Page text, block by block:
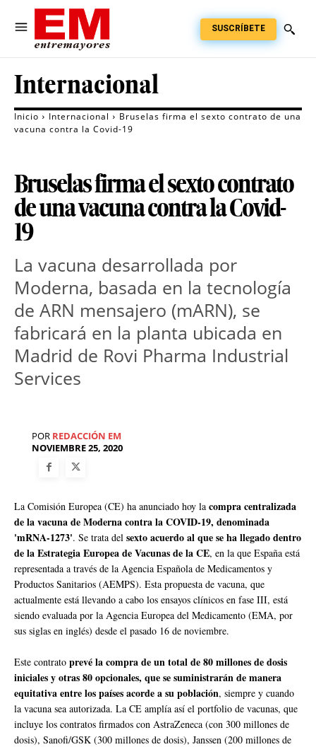
SUSCRÍBETE
Internacional
Inicio Internacional
Bruselas firma el sexto contrato de una
vacuna contra la Covid-19
Bruselas firma el sexto contrato
de una vacuna contra la Covid-
19
La vacuna desarrollada por
Moderna, basada en la tecnología
de ARN mensajero (mARN), se
fabricará en la planta ubicada en
Madrid de Rovi Pharma Industrial
Services
POR REDACCIÓN EM
NOVIEMBRE 25, 2020
La Comisión Europea (CE) ha anunciado hoy la compra centralizada
de la vacuna de Moderna contra la COVID-19, denominada
'mRNA-1273'. Se trata del sexto acuerdo al que se ha llegado dentro
de la Estrategia Europea de Vacunas de la CE, en la que España está
representada a través de la Agencia Española de Medicamentos y
Productos Sanitarios (AEMPS). Esta propuesta de vacuna, que
actualmente está llevando a cabo los ensayos clínicos en fase III, está
siendo evaluada por la Agencia Europea del Medicamento (EMA, por
sus siglas en inglés) desde el pasado 16 de noviembre.
Este contrato prevé la compra de un total de 80 millones de dosis
iniciales y otras 80 opcionales, que se suministrarán de manera
equitativa entre los países acorde a su población, siempre y cuando
la vacuna sea autorizada. La CE amplía así el portfolio de vacunas, que
incluye los contratos firmados con AstraZeneca (con 300 millones de
dosis), Sanofi/GSK (300 millones de dosis), Janssen (200 millones de